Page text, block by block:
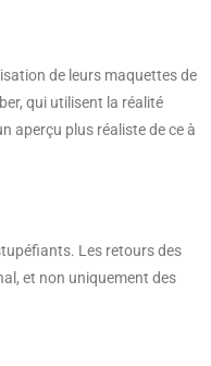
de leurs maquettes de
qui utilisent la réalité
aperçu plus réaliste de ce à
Les retours des
et non uniquement des